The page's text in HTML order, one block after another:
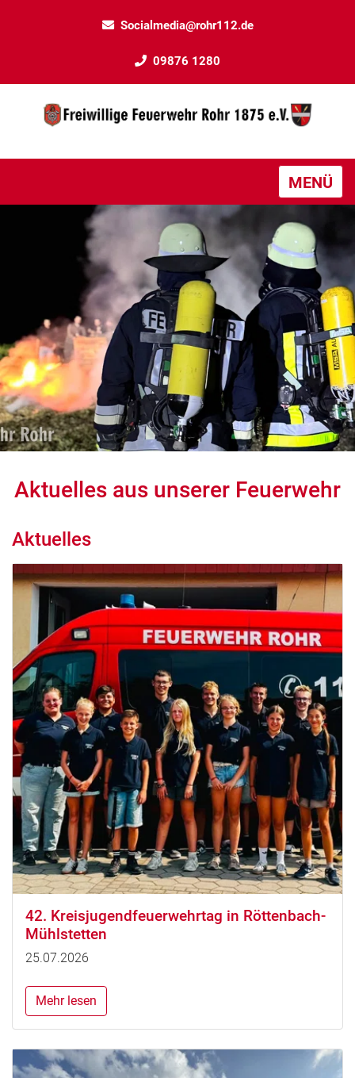
Socialmedia@rohr112.de
09876 1280
MENÜ
Aktuelles aus unserer Feuerwehr
Aktuelles
42. Kreisjugendfeuerwehrtag in Röttenbach-
Mühlstetten
25.07.2026
Mehr lesen